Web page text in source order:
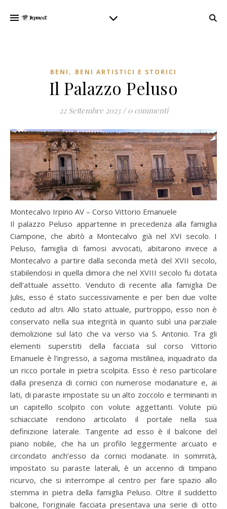
BENI , BENI ARTISTICI E STORICI
Il Palazzo Peluso
22 Settembre 2023 / 0 commenti
Montecalvo Irpino AV – Corso Vittorio Emanuele
Il palazzo Peluso appartenne in precedenza alla famiglia
Ciampone, che abitò a Montecalvo già nel XVI secolo. I
Peluso, famiglia di famosi avvocati, abitarono invece a
Montecalvo a partire dalla seconda metà del XVII secolo,
stabilendosi in quella dimora che nel XVIII secolo fu dotata
dell’attuale assetto. Venduto di recente alla famiglia De
Julis, esso é stato successivamente e per ben due volte
ceduto ad altri. Allo stato attuale, purtroppo, esso non è
conservato nella sua integrità in quanto subì una parziale
demolizione sul lato che va verso via S. Antonio. Tra gli
elementi superstiti della facciata sul corso Vittorio
Emanuele è l’ingresso, a sagoma mistilinea, inquadrato da
un ricco portale in pietra scolpita. Esso è reso particolare
dalla presenza di cornici con numerose modanature e, ai
lati, di paraste impostate su un alto zoccolo e terminanti in
un capitello scolpito con volute aggettanti. Volute più
schiacciate rendono articolato il portale nella sua
definizione laterale. Tangente ad esso è il balcone del
piano nobile, che ha un profilo leggermente arcuato e
circondato anch’esso da cornici modanate. In sommità,
impostato su paraste laterali, è un accenno di timpano
ricurvo, che si interrompe al centro per fare spazio allo
stemma in pietra della famiglia Peluso. Oltre il suddetto
balcone, l’originale facciata presentava una serie di otto